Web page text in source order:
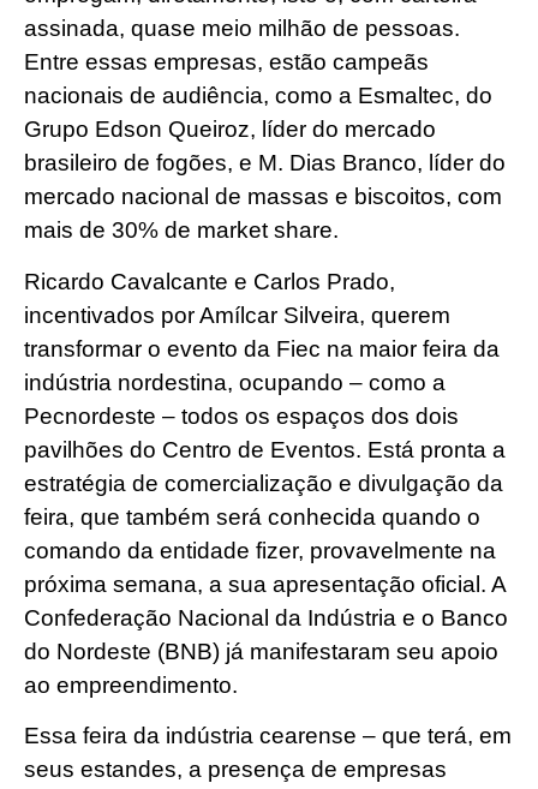
assinada, quase meio milhão de pessoas.
Entre essas empresas, estão campeãs
nacionais de audiência, como a Esmaltec, do
Grupo Edson Queiroz, líder do mercado
brasileiro de fogões, e M. Dias Branco, líder do
mercado nacional de massas e biscoitos, com
mais de 30% de market share.
Ricardo Cavalcante e Carlos Prado,
incentivados por Amílcar Silveira, querem
transformar o evento da Fiec na maior feira da
indústria nordestina, ocupando – como a
Pecnordeste – todos os espaços dos dois
pavilhões do Centro de Eventos. Está pronta a
estratégia de comercialização e divulgação da
feira, que também será conhecida quando o
comando da entidade fizer, provavelmente na
próxima semana, a sua apresentação oficial. A
Confederação Nacional da Indústria e o Banco
do Nordeste (BNB) já manifestaram seu apoio
ao empreendimento.
Essa feira da indústria cearense – que terá, em
seus estandes, a presença de empresas